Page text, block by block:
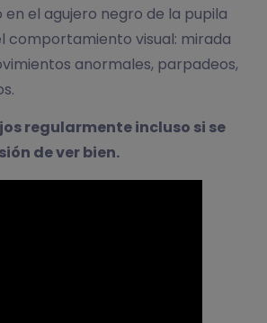
en el agujero negro de la pupila
comportamiento visual: mirada
anormales, parpadeos,
regularmente incluso si se
de ver bien.